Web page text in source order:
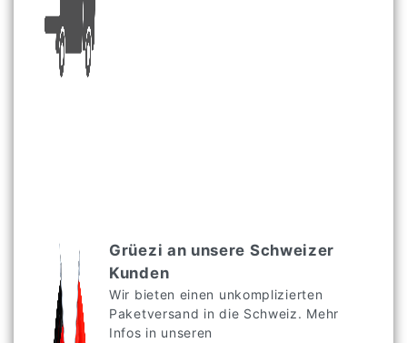
Grüezi an unsere Schweizer
Kunden
Wir bieten einen unkomplizierten
Paketversand in die Schweiz. Mehr
Infos in unseren